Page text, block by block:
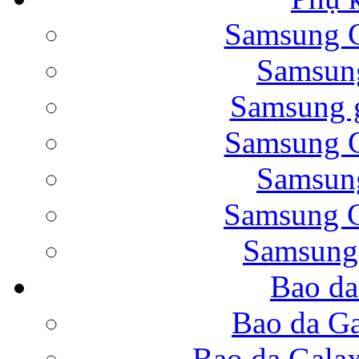
Bao da Samsung
Bao da Galaxy
Nắp lưng Samsung
Samsung
Samsung
Samsung
Bao
Bao da